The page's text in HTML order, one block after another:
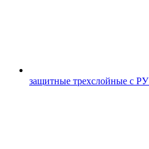
защитные трехслойные с РУ